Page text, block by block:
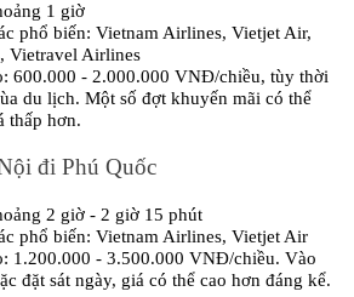
1 giờ
phổ biến: Vietnam Airlines, Vietjet Air,
Vietravel Airlines
600.000 - 2.000.000 VNĐ/chiều, tùy thời
du lịch. Một số đợt khuyến mãi có thể
thấp hơn.
đi Phú Quốc
2 giờ - 2 giờ 15 phút
phổ biến: Vietnam Airlines, Vietjet Air
1.200.000 - 3.500.000 VNĐ/chiều. Vào
đặt sát ngày, giá có thể cao hơn đáng kể.